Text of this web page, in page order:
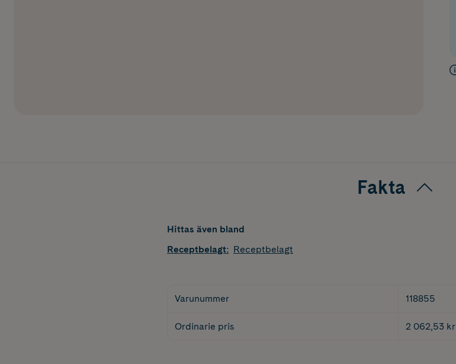
Fakta
Hittas även bland
Receptbelagt: Receptbelagt
Varunummer 118855
Ordinarie pris 2 062,53 kr